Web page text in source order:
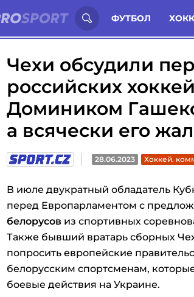
ФУТБОЛ
Иностранцы о спорте России: Статьи
Чехи обсудили
российских
Домиником
а всячески его
28.06.2023 Хоккей.
В июле двукратный обладатель
перед Европарламентом с
белорусов из спортивных
Также бывший вратарь сборных
попросить европейские
белорусским спортсменам,
боевые действия на Украине.